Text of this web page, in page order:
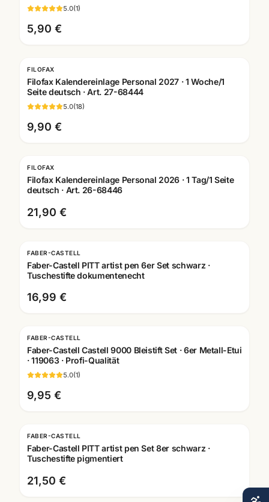
5.0(1)
5,90 €
FILOFAX
Filofax Kalendereinlage Personal 2027 · 1 Woche/1
Seite deutsch · Art. 27-68444
5.0(18)
9,90 €
FILOFAX
Filofax Kalendereinlage Personal 2026 · 1 Tag/1 Seite
deutsch · Art. 26-68446
21,90 €
FABER-CASTELL
Faber-Castell PITT artist pen 6er Set schwarz ·
Tuschestifte dokumentenecht
16,99 €
FABER-CASTELL
Faber-Castell Castell 9000 Bleistift Set · 6er Metall-Etui
· 119063 · Profi-Qualität
5.0(1)
9,95 €
FABER-CASTELL
Faber-Castell PITT artist pen Set 8er schwarz ·
Tuschestifte pigmentiert
21,50 €